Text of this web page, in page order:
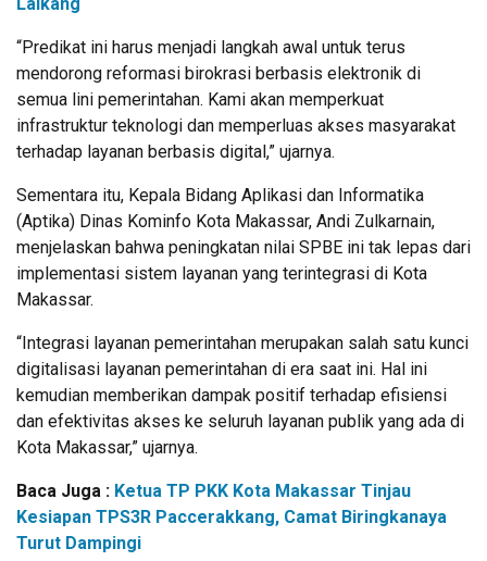
Laikang
“Predikat ini harus menjadi langkah awal untuk terus
mendorong reformasi birokrasi berbasis elektronik di
semua lini pemerintahan. Kami akan memperkuat
infrastruktur teknologi dan memperluas akses masyarakat
terhadap layanan berbasis digital,” ujarnya.
Sementara itu, Kepala Bidang Aplikasi dan Informatika
(Aptika) Dinas Kominfo Kota Makassar, Andi Zulkarnain,
menjelaskan bahwa peningkatan nilai SPBE ini tak lepas dari
implementasi sistem layanan yang terintegrasi di Kota
Makassar.
“Integrasi layanan pemerintahan merupakan salah satu kunci
digitalisasi layanan pemerintahan di era saat ini. Hal ini
kemudian memberikan dampak positif terhadap efisiensi
dan efektivitas akses ke seluruh layanan publik yang ada di
Kota Makassar,” ujarnya.
Baca Juga : Ketua TP PKK Kota Makassar Tinjau
Kesiapan TPS3R Paccerakkang, Camat Biringkanaya
Turut Dampingi